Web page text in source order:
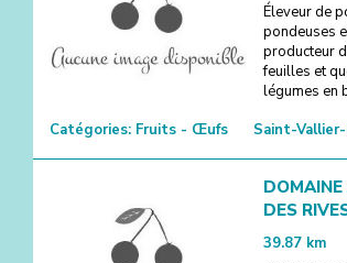
Éleveur de
pondeuses
producteur
feuilles et
légumes en
Catégories: Fruits - Œufs Saint-
DOMAINE
DES
39.87 km